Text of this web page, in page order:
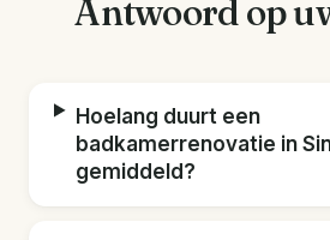
Antwoord op
Hoelang duurt een
badkamerrenovatie in
gemiddeld?